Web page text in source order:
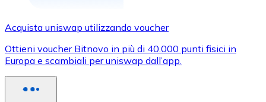
Acquista uniswap utilizzando voucher
Ottieni voucher Bitnovo in più di 40.000 punti fisici in
Europa e scambiali per uniswap dall’app.